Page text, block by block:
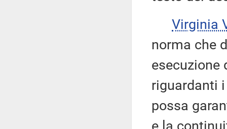
Virginia
norma che
esecuzione
riguardanti
possa